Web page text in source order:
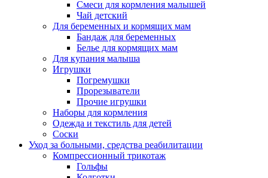
Смеси для кормления малышей
Чай детский
Для беременных и кормящих мам
Бандаж для беременных
Белье для кормящих мам
Для купания малыша
Игрушки
Погремушки
Прорезыватели
Прочие игрушки
Наборы для кормления
Одежда и текстиль для детей
Соски
Уход за больными, средства реабилитации
Компрессионный трикотаж
Гольфы